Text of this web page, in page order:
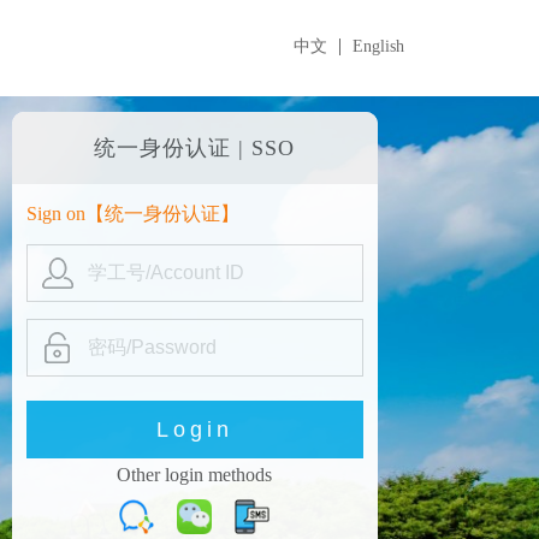
中文 English
统一身份认证 | SSO
Sign on【统一身份认证 】
Other login methods